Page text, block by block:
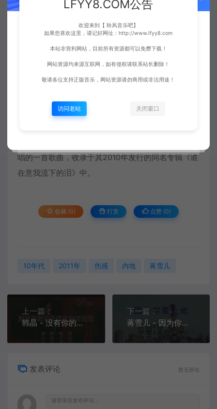
歌曲简介：
唱的一首歌曲，收录于其2010年发行的同名专辑《谁
在意我流下的泪》中。
收藏 (0) 打赏 点赞 (0)
10年代 2011年 伤感 内地 蒋雪儿
上一篇：
韩晶 - 没有你的日子我真的好孤单[KTV][MPG][160.5M]
下一篇：
蒋雪儿 - 因为你爱上他[KTV][MPG][186.1M]
发表评论 暂无评论
LFYY8.COM公告
欢迎来到【 聆风音乐吧】
如果您喜欢这里，请记好网址：http://www.lfyy8.com
本站非营利网站，目前所有资源都可以免费下载！
网站资源均来源互联网，如有侵权请联系站长删除！
敬请各位支持正版音乐，网站资源请勿商用或非法用途！
访问老站 关闭窗口